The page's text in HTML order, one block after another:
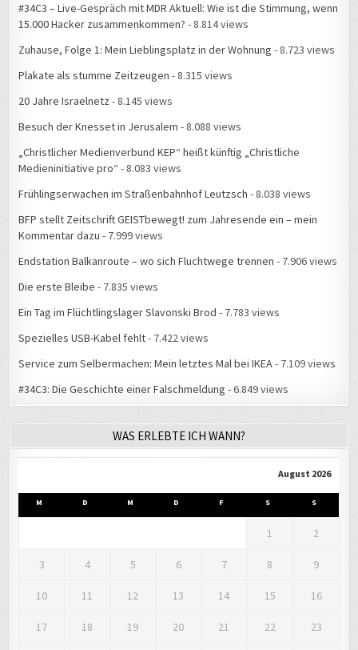
#34C3 – Live-Gespräch mit MDR Aktuell: Wie ist die Stimmung, wenn
15.000 Hacker zusammenkommen? - 8.814 views
Zuhause, Folge 1: Mein Lieblingsplatz in der Wohnung - 8.723 views
Plakate als stumme Zeitzeugen - 8.315 views
20 Jahre Israelnetz - 8.145 views
Besuch der Knesset in Jerusalem - 8.088 views
„Christlicher Medienverbund KEP“ heißt künftig „Christliche
Medieninitiative pro“ - 8.083 views
Frühlingserwachen im Straßenbahnhof Leutzsch - 8.038 views
BFP stellt Zeitschrift GEISTbewegt! zum Jahresende ein – mein
Kommentar dazu - 7.999 views
Endstation Balkanroute – wo sich Fluchtwege trennen - 7.906 views
Die erste Bleibe - 7.835 views
Ein Tag im Flüchtlingslager Slavonski Brod - 7.783 views
Spezielles USB-Kabel fehlt- 7.422 views
Service zum Selbermachen: Mein letztes Mal bei IKEA- 7.109 views
#34C3: Die Geschichte einer Falschmeldung - 6.849 views
WAS ERLEBTE ICH WANN?
August 2026
M D M D F S S
1 2
3 4 5 6 7 8 9
10 11 12 13 14 15 16
17 18 19 20 21 22 23